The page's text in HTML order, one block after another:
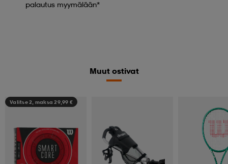
palautus myymälään*
Muut ostivat
Valitse 2, maksa 29,99 €